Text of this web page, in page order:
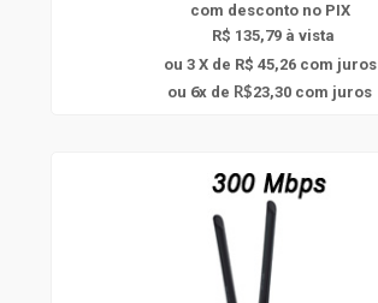
com desconto no PIX
R$ 135,79 à vista
ou 3 X de R$ 45,26com juros
ou 6x de R$23,30 com juros